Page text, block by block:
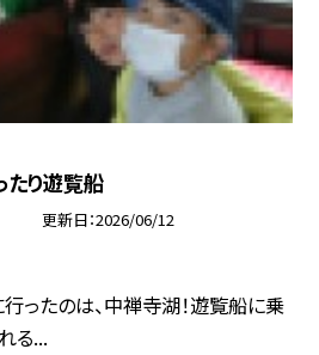
たり遊覧船
更新日 2026/06/12
ったのは、中禅寺湖！遊覧船に乗
る...